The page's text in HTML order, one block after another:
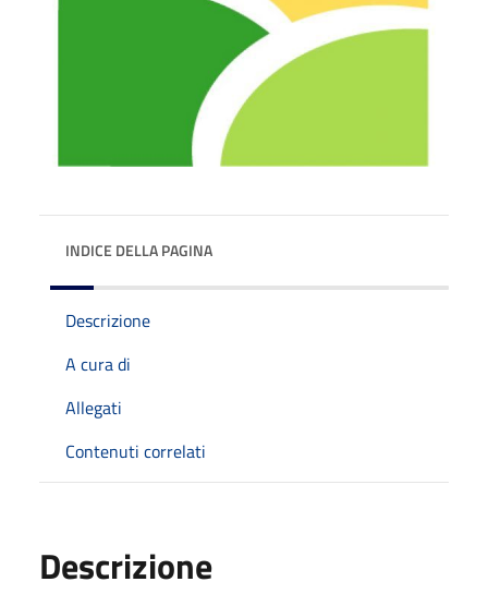
INDICE DELLA PAGINA
Descrizione
A cura di
Allegati
Contenuti correlati
Descrizione